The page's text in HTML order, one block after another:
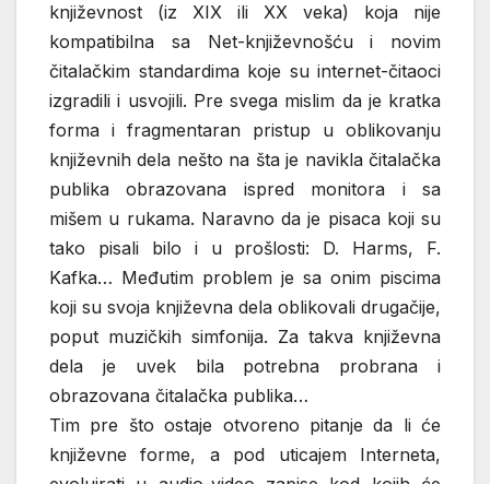
književnost (iz XIX ili XX veka) koja nije
kompatibilna sa Net-književnošću i novim
čitalačkim standardima koje su internet-čitaoci
izgradili i usvojili. Pre svega mislim da je kratka
forma i fragmentaran pristup u oblikovanju
književnih dela nešto na šta je navikla čitalačka
publika obrazovana ispred monitora i sa
mišem u rukama. Naravno da je pisaca koji su
tako pisali bilo i u prošlosti: D. Harms, F.
Kafka… Međutim problem je sa onim piscima
koji su svoja književna dela oblikovali drugačije,
poput muzičkih simfonija. Za takva književna
dela je uvek bila potrebna probrana i
obrazovana čitalačka publika…
Tim pre što ostaje otvoreno pitanje da li će
književne forme, a pod uticajem Interneta,